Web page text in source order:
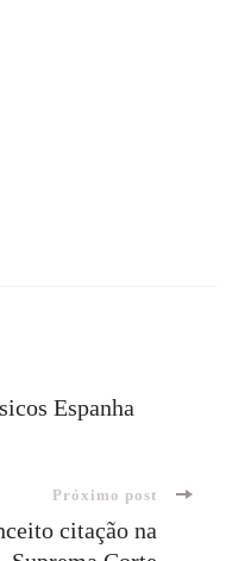
Espanha
Próximo post
citação na